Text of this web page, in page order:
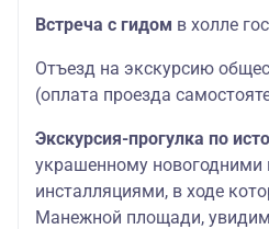
Встреча с гидом в холле
Отъезд на экскурсию
(оплата проезда
Экскурсия-прогулка по
украшенному новогодними
инсталляциями, в ходе
Манежной площади,